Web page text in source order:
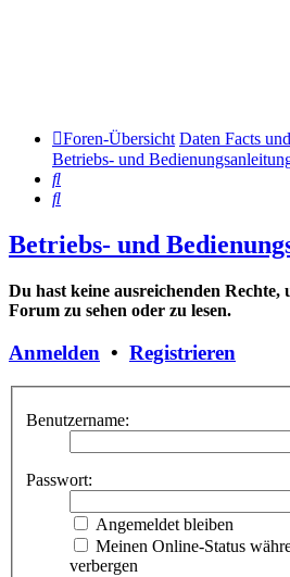
Foren-Übersicht Daten Facts
Betriebs- und
Suche
Suche
Betriebs- und
Du hast keine ausreichenden Rechte,
Forum zu sehen oder zu lesen.
Anmelden • Registrieren
Benutzername:
Passwort:
Angemeldet bleiben
Meinen Online-Status
verbergen